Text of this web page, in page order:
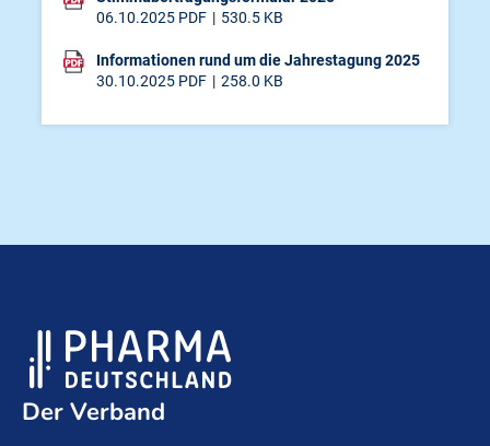
06.10.2025 PDF 530.5 KB
Informationen rund um die Jahrestagung 2025
30.10.2025 PDF 258.0 KB
Der Verband